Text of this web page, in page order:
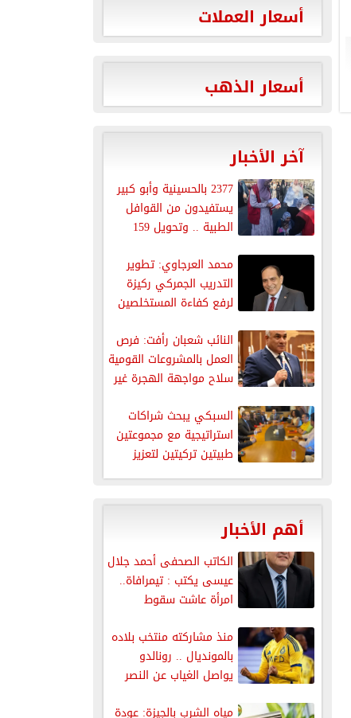
أسعار العملات
أسعار الذهب
آخر الأخبار
2377 بالحسينية وأبو كبير
يستفيدون من القوافل
الطبية .. وتحويل 159
محمد العرجاوي: تطوير
التدريب الجمركي ركيزة
لرفع كفاءة المستخلصين
النائب شعبان رأفت: فرص
العمل بالمشروعات القومية
سلاح مواجهة الهجرة غير
السبكي يبحث شراكات
استراتيجية مع مجموعتين
طبيتين تركيتين لتعزيز
السياحة العلاجية
أهم الأخبار
الكاتب الصحفى أحمد جلال
عيسى يكتب : تيمرافاة..
امرأة عاشت سقوط
منذ مشاركته منتخب بلاده
بالمونديال .. رونالدو
يواصل الغياب عن النصر
مياه الشرب بالجيزة: عودة